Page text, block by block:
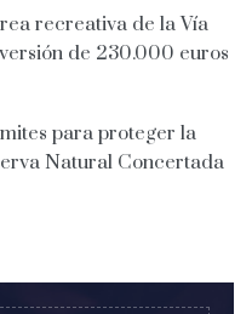
recreativa de la Vía
de 230.000 euros
para proteger la
Natural Concertada